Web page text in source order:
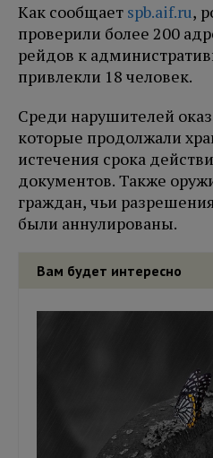
Как сообщает spb.aif.ru,
проверили более 200
рейдов к
привлекли 18 человек.
Среди нарушителей
которые продолжали
истечения срока
документов. Также
граждан, чьи
были аннулированы.
Вам будет интересно